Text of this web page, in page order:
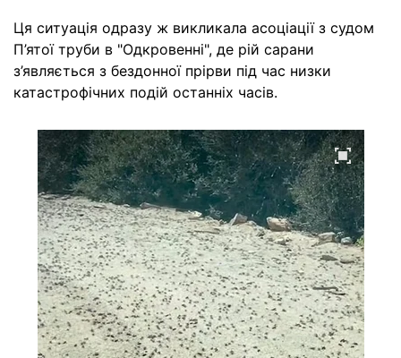
Ця ситуація одразу ж викликала асоціації з судом
П’ятої труби в "Одкровенні", де рій сарани
з’являється з бездонної прірви під час низки
катастрофічних подій останніх часів.